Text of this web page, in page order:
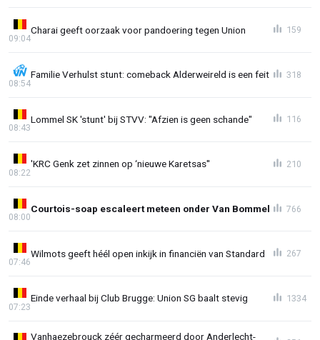
Charai geeft oorzaak voor pandoering tegen Union
09:04
159
Familie Verhulst stunt: comeback Alderweireld is een feit
08:54
318
Lommel SK 'stunt' bij STVV: "Afzien is geen schande"
08:43
116
'KRC Genk zet zinnen op ‘nieuwe Karetsas''
08:22
210
Courtois-soap escaleert meteen onder Van Bommel
08:00
766
Wilmots geeft héél open inkijk in financiën van Standard
07:46
267
Einde verhaal bij Club Brugge: Union SG baalt stevig
07:23
1334
Vanhaezebrouck zéér gecharmeerd door Anderlecht-